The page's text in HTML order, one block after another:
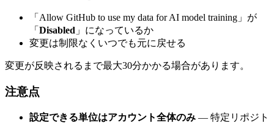
「Allow GitHub to use my data for AI model training」が
「 Disabled 」になっているか
変更は制限なくいつでも元に戻せる
変更が反映されるまで最大30分かかる場合があります。
注意点
設定できる単位はアカウント全体のみ — 特定リポジト